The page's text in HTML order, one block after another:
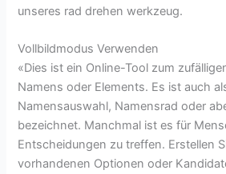
unseres rad drehen werkzeug.
Vollbildmodus Verwenden
«Dies ist ein Online-Tool zum
Namens oder Elements. Es ist auch
Namensauswahl, Namensrad oder
bezeichnet. Manchmal ist es für
Entscheidungen zu treffen. Erstellen
vorhandenen Optionen oder